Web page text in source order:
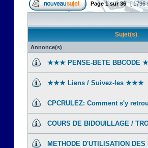
Page1sur36 [ 1796
Sujet(s)
Annonce(s)
★★★ PENSE-BETE BBCODE
★★★ Liens / Suivez-les ★★★
CPCRULEZ: Comment s'y
COURS DE BIDOUILLAGE /
METHODE D'UTILISATION